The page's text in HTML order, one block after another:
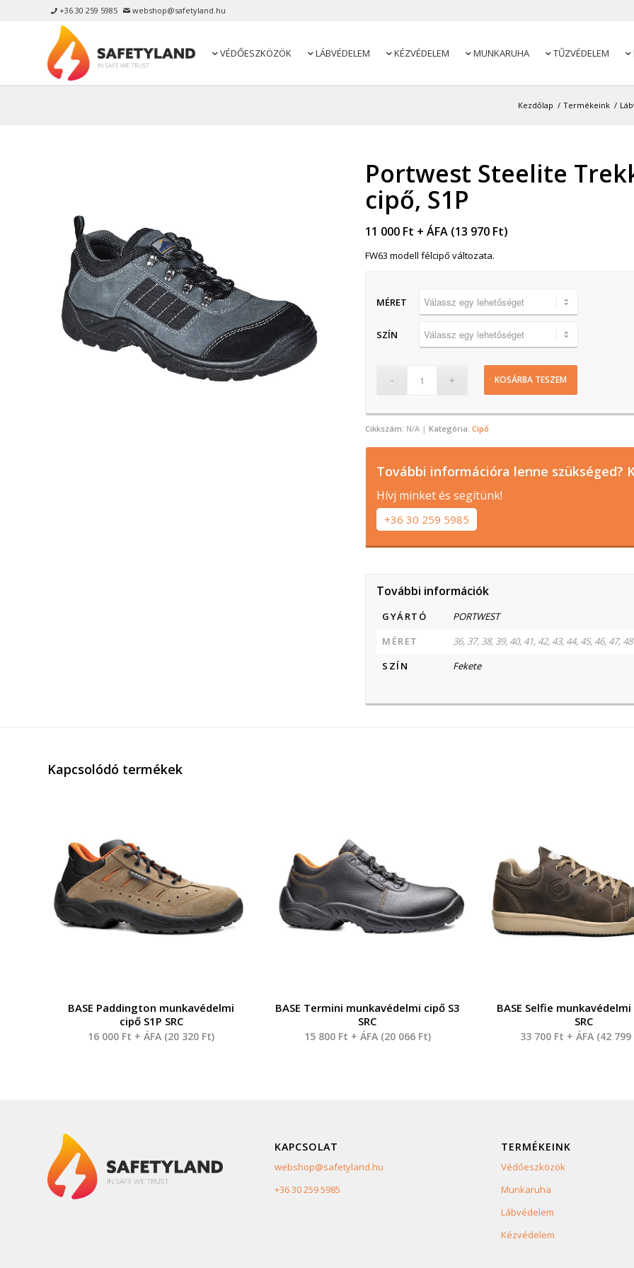
 +36 30 259 5985  webshop@safetyland.hu
 VÉDŐESZKÖZÖK  LÁBVÉDELEM  KÉZVÉDELEM  MUNKARUHA  TŰZVÉDELEM 
Kezdőlap / Termékeink /
Portwest Steelite
cipő, S1P
11 000 Ft + ÁFA (13 970 Ft)
FW63 modell félcipő változata.
MÉRET
SZÍN
KOSÁRBA TESZEM
Cikkszám: N/A Kategória:Cipő
További információra lenne szükséged?
Hívj minket és segítünk!
+36 30 259 5985
További információk
GYÁRTÓ
PORTWEST
MÉRET
36, 37, 38, 39, 40, 41, 42, 43, 44, 45, 46, 47, 48
SZÍN
Fekete
Kapcsolódó termékek
BASE Paddington munkavédelmi
cipő S1P SRC
16 000 Ft + ÁFA (20 320 Ft)
BASE Termini munkavédelmi cipő S3
SRC
15 800 Ft + ÁFA (20 066 Ft)
BASE Selfie munkavédelmi
SRC
33 700 Ft + ÁFA (42 799
KAPCSOLAT
webshop@safetyland.hu
+36 30 259 5985
TERMÉKEINK
Védőeszközök
Munkaruha
Lábvédelem
Kézvédelem